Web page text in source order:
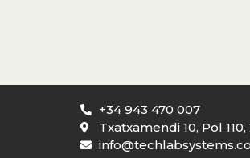
+34 943 470 007
Txatxamendi 10, Pol